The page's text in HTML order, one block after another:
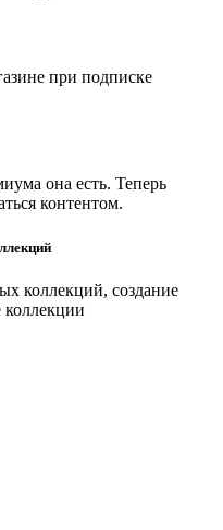
при подписке
она есть. Теперь
контентом.
коллекций, создание